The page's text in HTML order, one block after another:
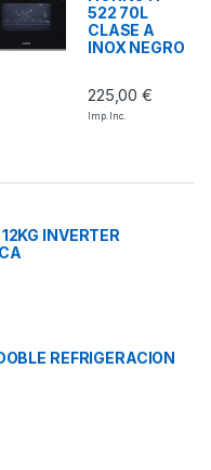
522 70L
CLASE A
INOX NEGRO
225,00€
Imp. Inc.
INVERTER
REFRIGERACION